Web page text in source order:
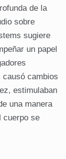
de la
sobre
sugiere
un papel
cambios
estimulaban
una manera
cuerpo se